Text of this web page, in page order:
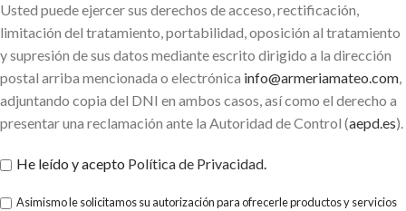
Usted puede ejercer sus derechos de acceso, rectificación,
limitación del tratamiento, portabilidad, oposición al tratamiento
y supresión de sus datos mediante escrito dirigido a la dirección
postal arriba mencionada o electrónica info@armeriamateo.com
adjuntando copia del DNI en ambos casos, así como el derecho a
presentar una reclamación ante la Autoridad de Control (aepd.es).
He leído y acepto Política de Privacidad
Asimismo le solicitamos su autorización para ofrecerle productos y servicios